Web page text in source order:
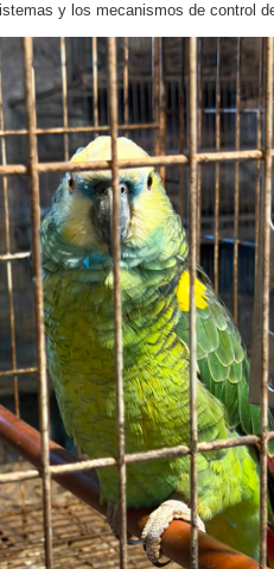
y los mecanismos de control